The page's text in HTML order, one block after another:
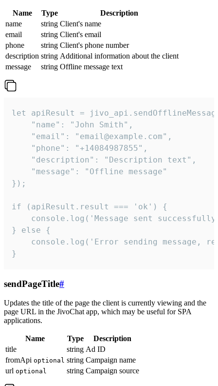
Name Type
Description
name
string Client's name
email
string Client's email
phone
string Client's phone number
description string Additional information about the client
message
string Offline message text
let apiResult =
    "name": "John Smith",
    "email": "email@example.com",
    "phone": "+14084987855",
    "description": "Description text",
    "message": "Offline message"
});
if (apiResult.result === 'ok') {
console.log('Message sent
} else {
console.log('Error sending message,
}
sendPageTitle#
Updates the title of the page the client is currently viewing and the
page URL in the JivoChat app, which may be useful for SPA
applications.
Name Type
Description
title
string Ad ID
fromApi optional string Campaign name
url optional string Campaign source